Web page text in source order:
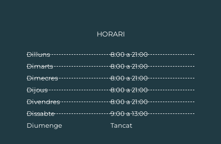
HORARI
Dilluns
Dimarts
Dimecres
Dijous
Divendres
Dissabte
Diumenge
8:00 a 21:00
8:00 a 21:00
8:00 a 21:00
8:00 a 21:00
8:00 a 21:00
9:00 a 13:00
Tancat